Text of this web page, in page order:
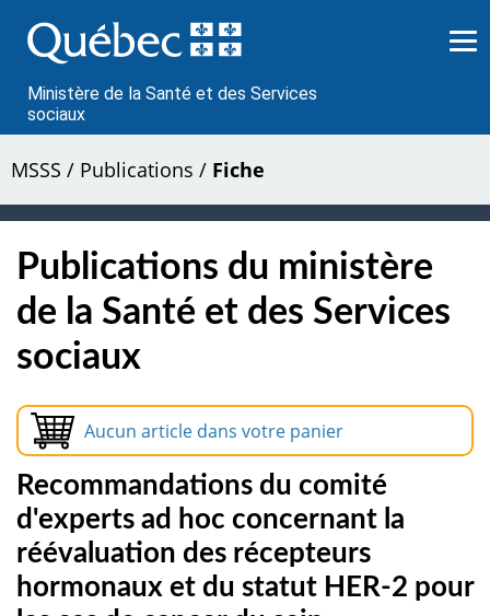
au
contenu
Ministère de la Santé et des Services
sociaux
MSSS / Publications / Fiche
Publications du ministère
de la Santé et des Services
sociaux
Aucun article dans votre panier
Recommandations du comité
d'experts ad hoc concernant la
réévaluation des récepteurs
hormonaux et du statut HER-2 pour